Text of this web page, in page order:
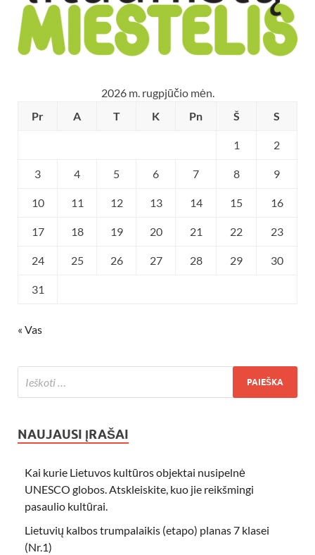
2026 m. rugpjūčio mėn.
Pr
A T K Pn Š S
1 2
3 4 5 6 7 8 9
10 11 12 13 14 15 16
17 18 19 20 21 22 23
24 25 26 27 28 29 30
31
« Vas
NAUJAUSI ĮRAŠAI
Kai kurie Lietuvos kultūros objektai nusipelnė
UNESCO globos. Atskleiskite, kuo jie reikšmingi
pasaulio kultūrai.
Lietuvių kalbos trumpalaikis (etapo) planas 7 klasei
(Nr.1)